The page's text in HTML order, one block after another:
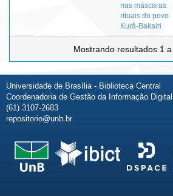
nas máscaras
rituais do povo
Kurâ-Bakairi
Mostrando resultados 1 a
Universidade de Brasília - Biblioteca Central
Coordenadoria de Gestão da Informação
(61) 3107-2683
repositorio@unb.br